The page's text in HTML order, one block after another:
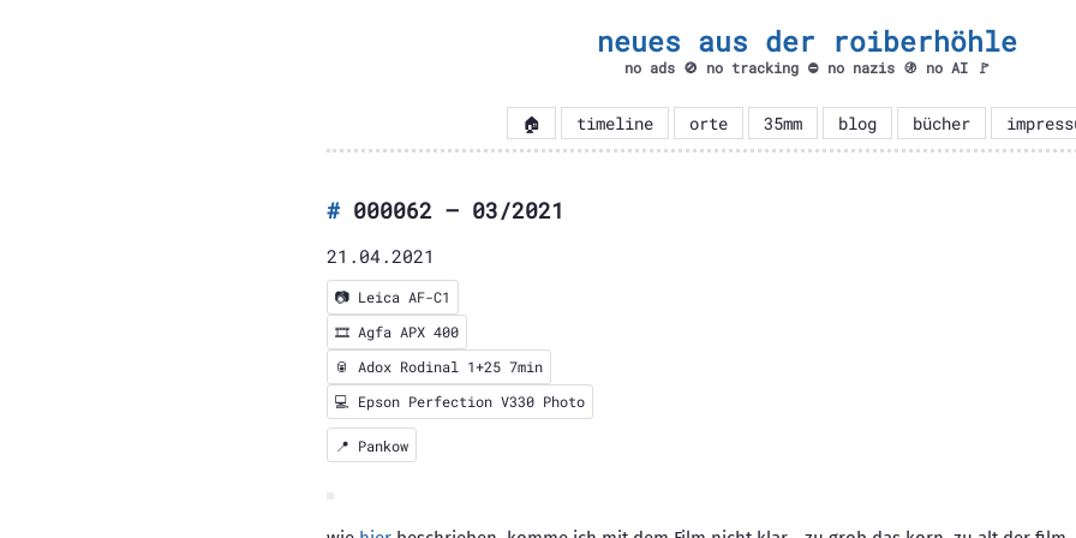
neues aus der roiberhöhle
no ads 🚫 no tracking ⛔ no nazis 🚯 no AI 🚩
🏠 timeline orte 35mm blog bücher
000062 – 03/2021
21.04.2021
📷 Leica AF-C1
🎞️ Agfa APX 400
🥫 Adox Rodinal 1+25 7min
💻 Epson Perfection V330 Photo
📍 Pankow